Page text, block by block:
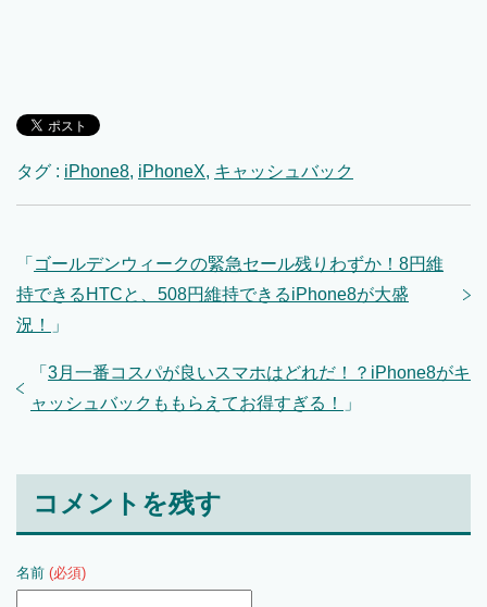
タグ : iPhone8, iPhoneX, キャッシュバック
「 ゴールデンウィークの緊急セール残りわずか！8円維
持できるHTCと、508円維持できるiPhone8が大盛
況！
」
「 3月一番コスパが良いスマホはどれだ！？iPhone8がキ
ャッシュバックももらえてお得すぎる！
」
コメントを残す
名前 (必須)